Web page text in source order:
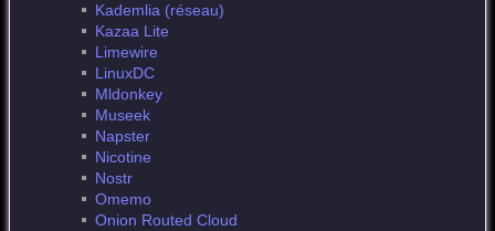
Kademlia (réseau)
Kazaa Lite
Limewire
LinuxDC
Mldonkey
Museek
Napster
Nicotine
Nostr
Omemo
Onion Routed Cloud